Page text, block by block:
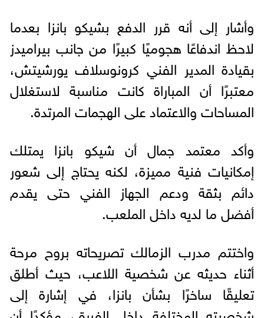
وأشار إلى أنه قرر الدفع بشيكو بانزا بعدما
لاحظ اندفاعًا هجوميًا كبيرًا من جانب بيراميدز
بقيادة المدير الفني كرونوسلاف يورشيتش،
معتبرًا أن المباراة كانت مناسبة لاستغلال
المساحات والاعتماد على الهجمات المرتدة.
وأكد معتمد جمال أن شيكو بانزا يمتلك
إمكانيات فنية مميزة، لكنه يحتاج إلى شعور
دائم بثقة ودعم الجهاز الفني حتى يقدم
أفضل ما لديه داخل الملعب.
واختتم مدرب الزمالك تصريحاته بروح مرحة
أثناء حديثه عن شخصية اللاعب، حيث أطلق
تعليقًا ساخرًا بشأن بانزا، في إشارة إلى